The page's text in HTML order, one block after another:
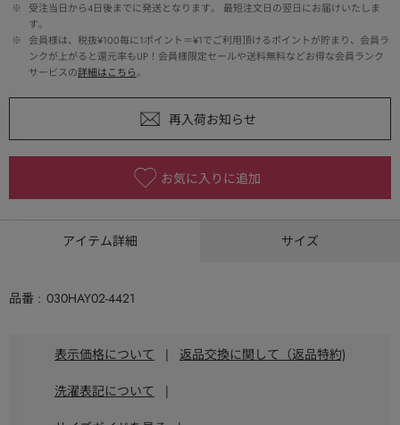
※
受注当日から4日後までに発送となります。 最短注文日の翌日にお届けいたしま
す。
※
会員様は、税抜¥100毎に1ポイント＝¥1でご利用頂けるポイントが貯まり、会員ラ
ンクが上がると還元率もUP！会員様限定セールや送料無料などお得な会員ランク
サービスの詳細はこちら。
お気に入りに追加
アイテム詳細 サイズ
品番 030HAY02-4421
表示価格について | 返品交換に関して（返品特約)
洗濯表記について |